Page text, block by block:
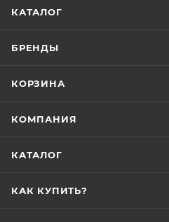
КАТАЛОГ
БРЕНДЫ
КОРЗИНА
КОМПАНИЯ
КАТАЛОГ
КАК КУПИТЬ?